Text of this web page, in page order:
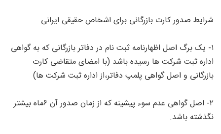
شرایط صدور کارت بازرگانی برای اشخاص حقیقی ایرانی
۱- یک برگ اصل اظهارنامه ثبت نام در دفاتر بازرگانی که به گواهی
اداره ثبت شرکت ها رسیده باشد (با امضای متقاضی کارت
بازرگانی و اصل گواهی پلمپ دفاتر،از اداره ثبت شرکت ها)
۲- اصل گواهی عدم سوء پیشینه که از زمان صدور آن ۶ماه بیشتر
نگذشته باشد.